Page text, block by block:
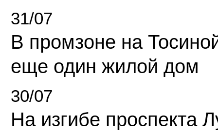
31/07
В промзоне на
еще один жилой дом
30/07
На изгибе проспекта